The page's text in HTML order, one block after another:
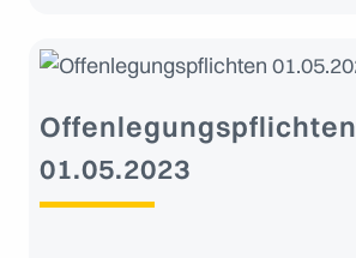
Offenlegungspflichten
01.05.2023